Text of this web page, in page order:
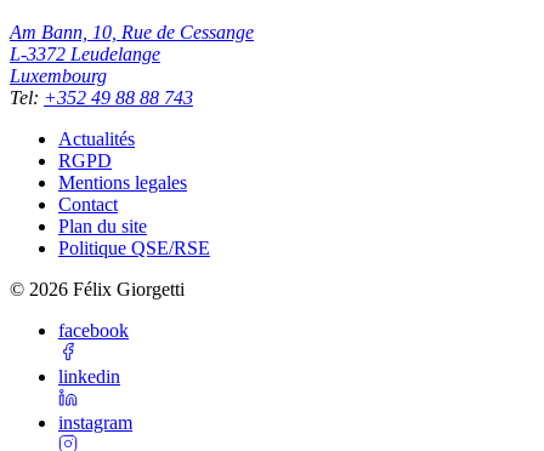
Am Bann, 10, Rue de Cessange
L-3372 Leudelange
Luxembourg
Tel: +352 49 88 88 743
Actualités
RGPD
Mentions legales
Contact
Plan du site
Politique QSE/RSE
© 2026 Félix Giorgetti
facebook
linkedin
instagram